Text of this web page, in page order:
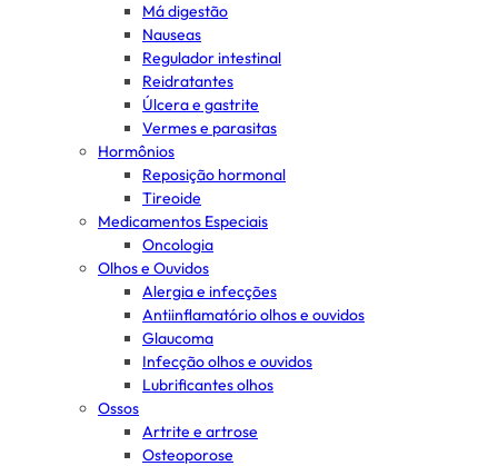
Má digestão
Nauseas
Regulador intestinal
Reidratantes
Úlcera e gastrite
Vermes e parasitas
Hormônios
Reposição hormonal
Tireoide
Medicamentos Especiais
Oncologia
Olhos e Ouvidos
Alergia e infecções
Antiinflamatório olhos e ouvidos
Glaucoma
Infecção olhos e ouvidos
Lubrificantes olhos
Ossos
Artrite e artrose
Osteoporose